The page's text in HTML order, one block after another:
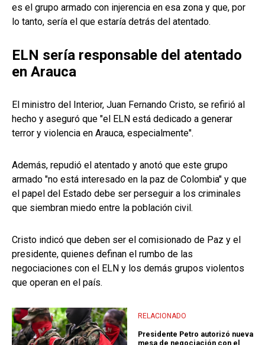
es el grupo armado con injerencia en esa zona y que, por
lo tanto, sería el que estaría detrás del atentado.
ELN sería responsable del atentado
en Arauca
El ministro del Interior, Juan Fernando Cristo, se refirió al
hecho y aseguró que "el ELN está dedicado a generar
terror y violencia en Arauca, especialmente".
Además, repudió el atentado y anotó que este grupo
armado "no está interesado en la paz de Colombia" y que
el papel del Estado debe ser perseguir a los criminales
que siembran miedo entre la población civil.
Cristo indicó que deben ser el comisionado de Paz y el
presidente, quienes definan el rumbo de las
negociaciones con el ELN y los demás grupos violentos
que operan en el país.
RELACIONADO
Presidente Petro autorizó nueva
mesa de negociación con el